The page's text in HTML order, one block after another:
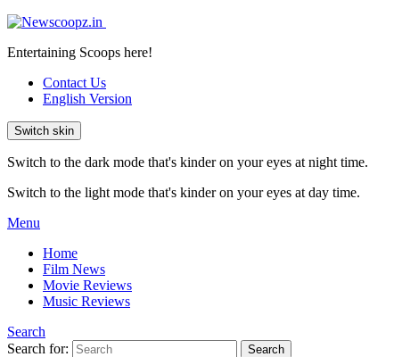
Entertaining Scoops here!
Contact Us
English Version
Switch skin
Switch to the dark mode that's kinder on your eyes at night time.
Switch to the light mode that's kinder on your eyes at day time.
Menu
Home
Film News
Movie Reviews
Music Reviews
Search
Search for:
Search